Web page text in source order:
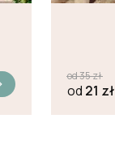
od35zł
od 21 zł